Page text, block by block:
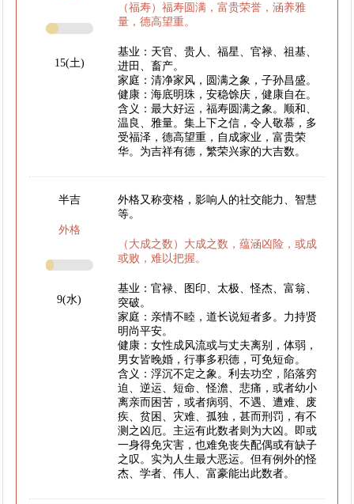
15(土)
（福寿）福寿圆满，富贵荣誉，涵养雅
量，德高望重。
基业：天官、贵人、福星、官禄、祖基、
进田、畜产。
家庭：清净家风，圆满之象，子孙昌盛。
健康：海底明珠，安稳馀庆，健康自在。
含义：最大好运，福寿圆满之象。顺和、
温良、雅量。集上下之信，令人敬慕，多
受福泽，德高望重，自成家业，富贵荣
华。为吉祥有德，繁荣兴家的大吉数。
半吉
外格
9(水)
外格又称变格，影响人的社交能力、智慧
等。
（大成之数）大成之数，蕴涵凶险，或成
或败，难以把握。
基业：官禄、图印、太极、怪杰、富翁、
突破。
家庭：亲情不睦，道长说短者多。力持贤
明尚平安。
健康：女性成风流或与丈夫离别，体弱，
男女皆晚婚，行事多积德，可免短命。
含义：浮沉不定之象。利去功空，陷落穷
迫、逆运、短命、怪澹、悲痛，或者幼小
离亲而困苦，或者病弱、不遇、遭难、废
疾、贫困、灾难、孤独，甚而刑罚，有不
测之凶厄。主运有此数者则为大凶。即或
一身得免灾害，也难免丧失配偶或有缺子
之叹。实为人生最大恶运。但有例外的怪
杰、学者、伟人、富豪能出此数者。